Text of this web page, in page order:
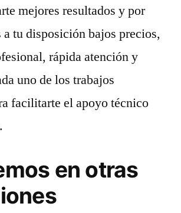
mejores resultados y por
a tu disposición bajos precios,
rápida atención y
uno de los trabajos
facilitarte el apoyo técnico
en otras